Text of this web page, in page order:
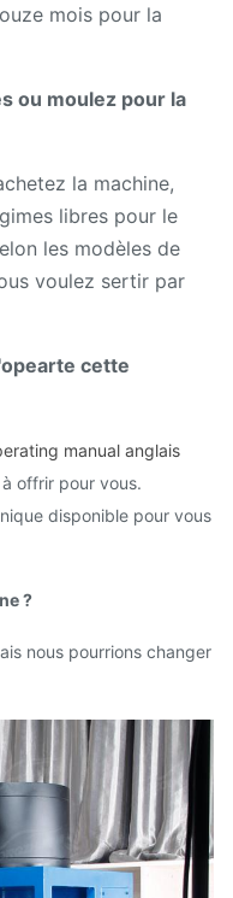
mois pour la
ou moulez pour la
la machine,
libres pour le
les modèles de
voulez sertir par
cette
manual anglais
offrir pour vous.
disponible pour vous
?
nous pourrions changer